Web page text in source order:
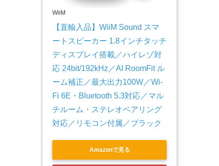
WiiM
【直輸入品】WiiM Sound スマ
ートスピーカー 1.8インチタッチ
ディスプレイ搭載／ハイレゾ対
応 24bit/192kHz／AI RoomFit ル
ーム補正／最大出力100W／Wi-
Fi 6E・Bluetooth 5.3対応／マル
チルーム・ステレオペアリング
対応／リモコン付属／ブラック
Amazonで見る